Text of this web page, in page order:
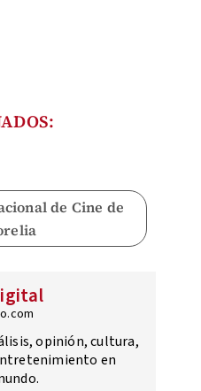
de Cine de
opinión, cultura,
en